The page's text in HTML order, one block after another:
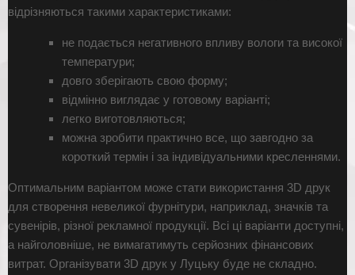
відрізняються такими характеристиками:
не подається негативного впливу вологи та високої
температури;
довго зберігають свою форму;
відмінно виглядає у готовому варіанті;
легко виготовляються;
можна зробити практично все, що завгодно за
короткий термін і за індивідуальними кресленнями.
Оптимальним варіантом може стати використання 3D друк
для створення невеликої фурнітури, наприклад, значків та
сувенірів, різної рекламної продукції. Всі ці варіанти доступні,
а найголовніше, не вимагатимуть серйозних фінансових
витрат. Організувати 3D друк у Луцьку буде не складно.